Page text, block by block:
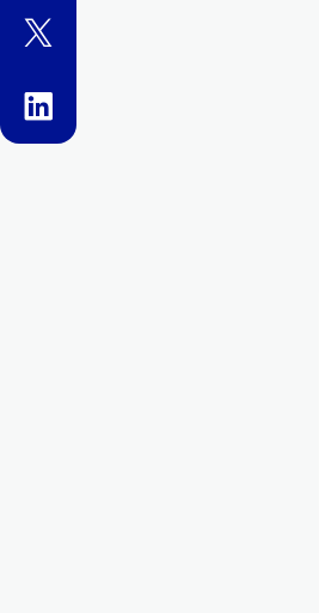
twitter
linkedin